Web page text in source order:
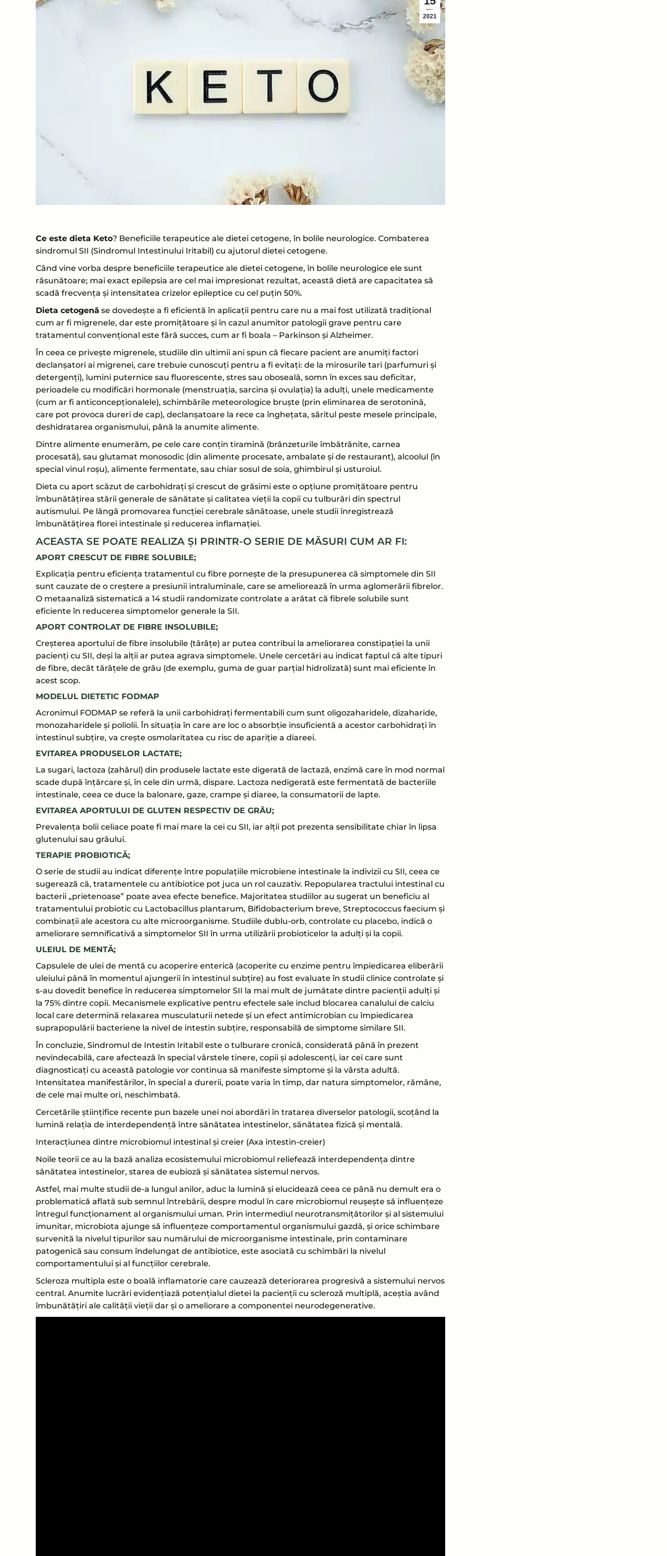
2021
Ce este dieta Keto? Beneficiile terapeutice ale dietei cetogene, în bolile neurologice. Combaterea
sindromul SII (Sindromul Intestinului Iritabil) cu ajutorul dietei cetogene.
Când vine vorba despre beneficiile terapeutice ale dietei cetogene, în bolile neurologice ele sunt
răsunătoare; mai exact epilepsia are cel mai impresionat rezultat, această dietă are capacitatea să
scadă frecvența și intensitatea crizelor epileptice cu cel puțin 50%.
Dieta cetogenă se dovedește a fi eficientă în aplicații pentru care nu a mai fost utilizată tradițional
cum ar fi migrenele, dar este promițătoare și în cazul anumitor patologii grave pentru care
tratamentul convențional este fără succes, cum ar fi boala – Parkinson și Alzheimer.
În ceea ce privește migrenele, studiile din ultimii ani spun că fiecare pacient are anumiți factori
declanșatori ai migrenei, care trebuie cunoscuți pentru a fi evitați: de la mirosurile tari (parfumuri și
detergenți), lumini puternice sau fluorescente, stres sau oboseală, somn în exces sau deficitar,
perioadele cu modificări hormonale (menstruația, sarcina și ovulația) la adulți, unele medicamente
(cum ar fi anticoncepționalele), schimbările meteorologice bruște (prin eliminarea de serotonină,
care pot provoca dureri de cap), declanșatoare la rece ca înghețata, săritul peste mesele principale,
deshidratarea organismului, până la anumite alimente.
Dintre alimente enumerăm, pe cele care conțin tiramină (brânzeturile îmbătrânite, carnea
procesată), sau glutamat monosodic (din alimente procesate, ambalate și de restaurant), alcoolul (în
special vinul roșu), alimente fermentate, sau chiar sosul de soia, ghimbirul și usturoiul.
Dieta cu aport scăzut de carbohidrați și crescut de grăsimi este o opțiune promițătoare pentru
îmbunătățirea stării generale de sănătate și calitatea vieții la copii cu tulburări din spectrul
autismului. Pe lângă promovarea funcției cerebrale sănătoase, unele studii înregistrează
îmbunătățirea florei intestinale și reducerea inflamației.
ACEASTA SE POATE REALIZA ȘI PRINTR-O SERIE DE MĂSURI CUM AR FI:
APORT CRESCUT DE FIBRE SOLUBILE;
Explicația pentru eficiența tratamentul cu fibre pornește de la presupunerea că simptomele din SII
sunt cauzate de o creștere a presiunii intraluminale, care se ameliorează în urma aglomerării fibrelor.
O metaanaliză sistematică a 14 studii randomizate controlate a arătat că fibrele solubile sunt
eficiente în reducerea simptomelor generale la SII.
APORT CONTROLAT DE FIBRE INSOLUBILE;
Creșterea aportului de fibre insolubile (tărâțe) ar putea contribui la ameliorarea constipației la unii
pacienți cu SII, deși la alții ar putea agrava simptomele. Unele cercetări au indicat faptul că alte tipuri
de fibre, decât tărâțele de grâu (de exemplu, guma de guar parțial hidrolizată) sunt mai eficiente în
acest scop.
MODELUL DIETETIC FODMAP
Acronimul FODMAP se referă la unii carbohidrați fermentabili cum sunt oligozaharidele, dizaharide,
monozaharidele și poliolii. În situația în care are loc o absorbție insuficientă a acestor carbohidrați în
intestinul subțire, va crește osmolaritatea cu risc de apariție a diareei.
EVITAREA PRODUSELOR LACTATE;
La sugari, lactoza (zahărul) din produsele lactate este digerată de lactază, enzimă care în mod normal
scade după înțărcare și, în cele din urmă, dispare. Lactoza nedigerată este fermentată de bacteriile
intestinale, ceea ce duce la balonare, gaze, crampe și diaree, la consumatorii de lapte.
EVITAREA APORTULUI DE GLUTEN RESPECTIV DE GRÂU;
Prevalența bolii celiace poate fi mai mare la cei cu SII, iar alții pot prezenta sensibilitate chiar în lipsa
glutenului sau grâului.
TERAPIE PROBIOTICĂ;
O serie de studii au indicat diferențe între populațiile microbiene intestinale la indivizii cu SII, ceea ce
sugerează că, tratamentele cu antibiotice pot juca un rol cauzativ. Repopularea tractului intestinal cu
bacterii „prietenoase” poate avea efecte benefice. Majoritatea studiilor au sugerat un beneficiu al
tratamentului probiotic cu Lactobacillus plantarum, Bifidobacterium breve, Streptococcus faecium și
combinații ale acestora cu alte microorganisme. Studiile dublu-orb, controlate cu placebo, indică o
ameliorare semnificativă a simptomelor SII în urma utilizării probioticelor la adulți și la copii.
ULEIUL DE MENTĂ;
Capsulele de ulei de mentă cu acoperire enterică (acoperite cu enzime pentru împiedicarea eliberării
uleiului până în momentul ajungerii în intestinul subțire) au fost evaluate în studii clinice controlate și
s-au dovedit benefice în reducerea simptomelor SII la mai mult de jumătate dintre pacienții adulți și
la 75% dintre copii. Mecanismele explicative pentru efectele sale includ blocarea canalului de calciu
local care determină relaxarea musculaturii netede și un efect antimicrobian cu împiedicarea
suprapopulării bacteriene la nivel de intestin subțire, responsabilă de simptome similare SII.
În concluzie, Sindromul de Intestin Iritabil este o tulburare cronică, considerată până în prezent
nevindecabilă, care afectează în special vârstele tinere, copii şi adolescenţi, iar cei care sunt
diagnosticaţi cu această patologie vor continua să manifeste simptome și la vârsta adultă.
Intensitatea manifestărilor, în special a durerii, poate varia în timp, dar natura simptomelor, rămâne,
de cele mai multe ori, neschimbată.
Cercetările științifice recente pun bazele unei noi abordări în tratarea diverselor patologii, scoțând la
lumină relația de interdependență între sănătatea intestinelor, sănătatea fizică și mentală.
Interacțiunea dintre microbiomul intestinal și creier (Axa intestin-creier)
Noile teorii ce au la bază analiza ecosistemului microbiomul reliefează interdependența dintre
sănătatea intestinelor, starea de eubioză și sănătatea sistemul nervos.
Astfel, mai multe studii de-a lungul anilor, aduc la lumină și elucidează ceea ce până nu demult era o
problematică aflată sub semnul întrebării, despre modul în care microbiomul reușește să influențeze
întregul funcționament al organismului uman. Prin intermediul neurotransmițătorilor și al sistemului
imunitar, microbiota ajunge să influențeze comportamentul organismului gazdă, și orice schimbare
survenită la nivelul tipurilor sau numărului de microorganisme intestinale, prin contaminare
patogenică sau consum îndelungat de antibiotice, este asociată cu schimbări la nivelul
comportamentului și al funcțiilor cerebrale.
Scleroza multipla este o boală inflamatorie care cauzează deteriorarea progresivă a sistemului nervos
central. Anumite lucrări evidențiază potențialul dietei la pacienții cu scleroză multiplă, aceștia având
îmbunătățiri ale calității vieții dar și o ameliorare a componentei neurodegenerative.